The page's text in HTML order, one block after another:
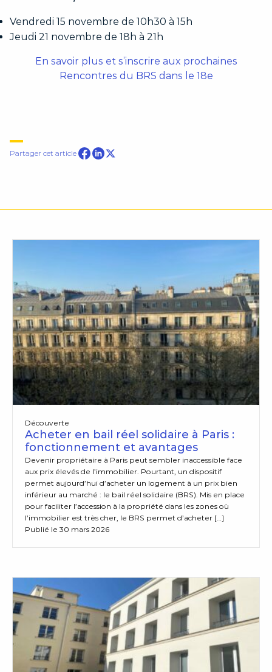
Vendredi 15 novembre de 10h30 à 15h
Jeudi 21 novembre de 18h à 21h
En savoir plus et s’inscrire aux prochaines
Rencontres du BRS dans le 18e
Partager cet articlePartager sur Facebook
Partager sur Linkedin
Partager sur Twitter
Acheter en bail réel solidaire à Paris :
fonctionnement et avantages
Découverte
Devenir propriétaire à Paris peut sembler inaccessible face
aux prix élevés de l’immobilier. Pourtant, un dispositif
permet aujourd’hui d’acheter un logement à un prix bien
inférieur au marché : le bail réel solidaire (BRS). Mis en place
pour faciliter l’accession à la propriété dans les zones où
l’immobilier est très cher, le BRS permet d’acheter […]
Publié le 30 mars 2026